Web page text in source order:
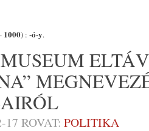
- 1000) : -ó-y.
17 ROVAT: POLITIKA